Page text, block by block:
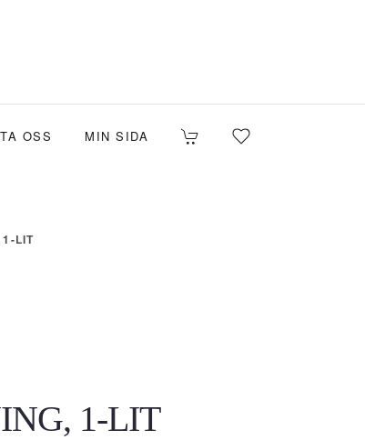
OSS MIN SIDA
1-LIT
1-LIT